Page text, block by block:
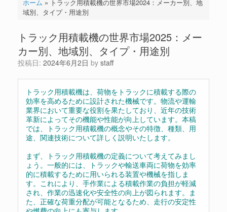
ホーム » トラック用積載機の世界市場2024：メーカー別、地
域別、タイプ・用途別
トラック用積載機の世界市場2025：メー
カー別、地域別、タイプ・用途別
投稿日: 2024年6月2日 by staff
トラック用積載機は、荷物をトラックに積載する際の
効率を高めるために設計された機械です。物流や運輸
業界において重要な役割を果たしており、近年の技術
革新によってその機能や性能が向上しています。本稿
では、トラック用積載機の概念やその特徴、種類、用
途、関連技術について詳しく説明いたします。
まず、トラック用積載機の定義について考えてみまし
ょう。一般的には、トラックや輸送車両に荷物を効率
的に積載するために用いられる装置や機械を指しま
す。これにより、手作業による積載作業の負担が軽減
され、作業の迅速化や安全性の向上が図られます。ま
た、正確な荷重分配が可能となるため、走行の安定性